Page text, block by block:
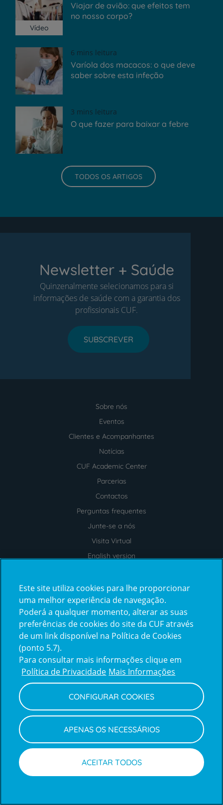
Vídeo
Viajar de avião: que efeitos tem
no nosso corpo?
6 mins leitura
Varíola dos macacos: o que deve
saber sobre esta infeção
3 mins leitura
O que fazer para baixar a febre
TODOS OS ARTIGOS
Newsletter + Saúde
Quinzenalmente selecionamos para si
informações de saúde com a garantia dos
profissionais CUF.
SUBSCREVER
Sobre nós
Eventos
Clientes e Acompanhantes
Notícias
CUF Academic Center
Parcerias
Contactos
Perguntas frequentes
Junte-se a nós
Visita Virtual
English version
Intermediação de Crédito
Soluções de acesso e Planos de saúde
Acompanhe-nos
Instagram
award4
Certificações
Este site utiliza cookies para lhe proporcionar
uma melhor experiência de navegação.
Poderá a qualquer momento, alterar as suas
preferências de cookies do site da CUF através
de um link disponível na Política de Cookies
(ponto 5.7).
Para consultar mais informações clique em
Política de Privacidade Mais Informações
CONFIGURAR COOKIES
APENAS OS NECESSÁRIOS
ACEITAR TODOS